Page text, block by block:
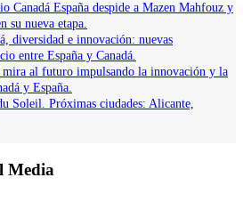
Canadá España despide a Mazen Mahfouz y
su nueva etapa.
diversidad e innovación: nuevas
entre España y Canadá.
mira al futuro impulsando la innovación y la
y España.
Soleil. Próximas ciudades: Alicante,
Media